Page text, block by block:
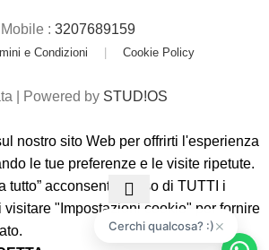
Mobile : 3207689159
e Condizioni | Cookie Policy
| Powered by STUD!OS
nostro sito Web per offrirti l'esperienza
le tue preferenze e le visite ripetute.
tutto” acconsenti all'uso di TUTTI i
visitare "Impostazioni cookie" per fornire
×
Cerchi qualcosa? :)